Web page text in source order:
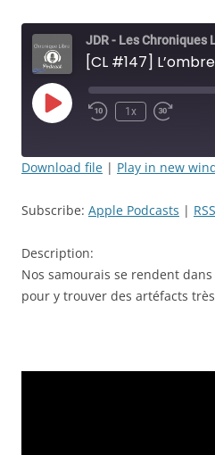
JDR - Les Chroniques
Play
Episode
Rewind
1x
Fast
seconds
RSS FEED
Download file | Play in new
Subscribe: Apple Podcasts | RSS
Description:
Nos samourais se rendent
pour y trouver des artéfacts